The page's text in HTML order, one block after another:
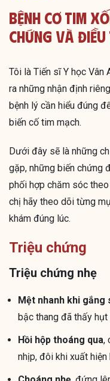
Bệnh Cơ Tim
Chứng Và Điều
Tôi là Tiến sĩ Y học Vân
ra những nhận định
bệnh lý cần hiểu đúng
biến cố tim mạch.
Dưới đây sẽ là những
gặp, những biến chứng
phối hợp chăm sóc
chị hãy theo dõi từng
khám đúng lúc.
Triệu chứng
Triệu chứng nhẹ
Mệt nhanh khi gắng
bậc thang đã thấy
Hồi hộp thoáng qua,
nhịp, đôi khi xuất